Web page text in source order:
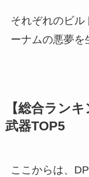
それぞれのビル
ーナムの悪夢を
【総合ラン
武器TOP5
ここからは、